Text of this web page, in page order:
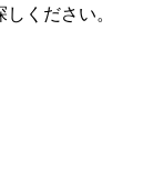
ください。